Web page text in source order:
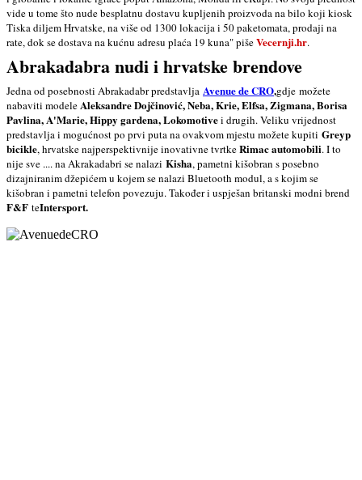
vide u tome što nude besplatnu dostavu kupljenih proizvoda na bilo koji kiosk
Tiska diljem Hrvatske, na više od 1300 lokacija i 50 paketomata, prodaji na
rate, dok se dostava na kućnu adresu plaća 19 kuna" pišeVecernji.hr.
Abrakadabra nudi i hrvatske brendove
Jedna od posebnosti Abrakadabr predstavlja Avenue de CRO,gdje možete
nabaviti modeleAleksandre Dojčinović, Neba, Krie, Elfsa, Zigmana, Borisa
Pavlina, A'Marie, Hippy gardena, Lokomotivei drugih. Veliku vrijednost
predstavlja i mogućnost po prvi puta na ovakvom mjestu možete kupiti Greyp
bicikle, hrvatske najperspektivnije inovativne tvrtkeRimac automobili. I to
nije sve .... na Akrakadabri se nalazi Kisha, pametni kišobran s posebno
dizajniranim džepićem u kojem se nalazi Bluetooth modul, a s kojim se
kišobran i pametni telefon povezuju. Također i uspješan britanski modni brend
F&F teIntersport.